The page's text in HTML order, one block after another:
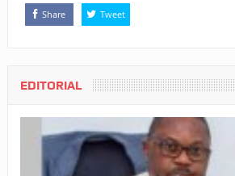
Share Tweet
EDITORIAL